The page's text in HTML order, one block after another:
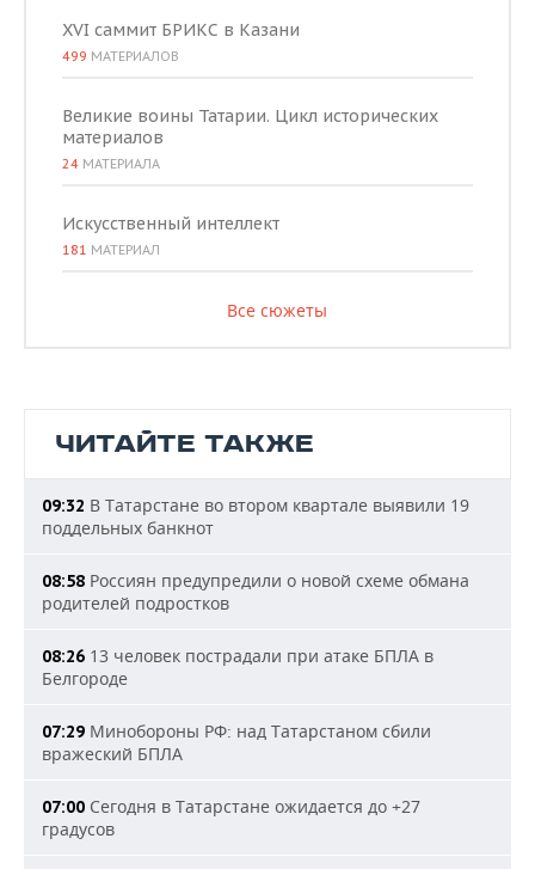
XVI саммит БРИКС в Казани
499 МАТЕРИАЛОВ
Великие воины Татарии. Цикл исторических
материалов
24 МАТЕРИАЛА
Искусственный интеллект
181 МАТЕРИАЛ
Все сюжеты
ЧИТАЙТЕ ТАКЖЕ
09:32 В Татарстане во втором квартале выявили 19
поддельных банкнот
08:58 Россиян предупредили о новой схеме обмана
родителей подростков
08:26 13 человек пострадали при атаке БПЛА в
Белгороде
07:29 Минобороны РФ: над Татарстаном сбили
вражеский БПЛА
07:00 Сегодня в Татарстане ожидается до +27
градусов